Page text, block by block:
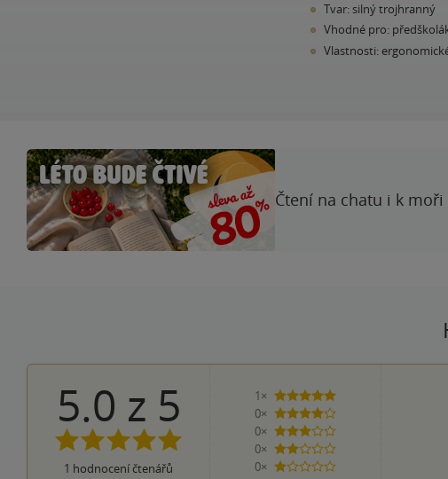
Tvar: silný trojhranný
Vhodné pro:
Vlastnosti:
Čtení na chatu i k moři
5.0 z 5
1 hodnocení čtenářů
1×
5 hvězdiček
0×
4 hvězdičky
0×
3 hvězdičky
0×
2 hvězdičky
0×
1 hvezdička